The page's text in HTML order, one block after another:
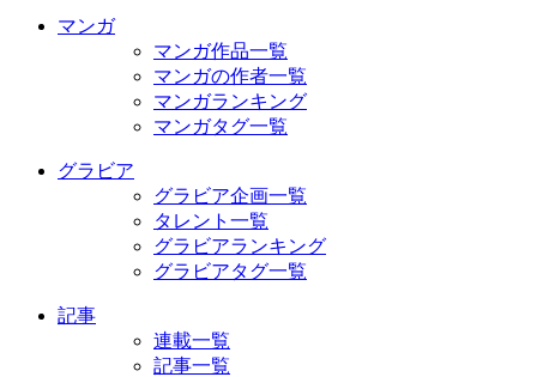
マンガ
マンガ作品一覧
マンガの作者一覧
マンガランキング
マンガタグ一覧
グラビア
グラビア企画一覧
タレント一覧
グラビアランキング
グラビアタグ一覧
記事
連載一覧
記事一覧